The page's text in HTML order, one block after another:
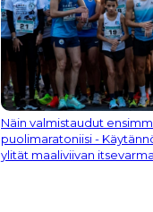
Näin valmistaudut
puolimaratoniisi -
ylität maaliviivan